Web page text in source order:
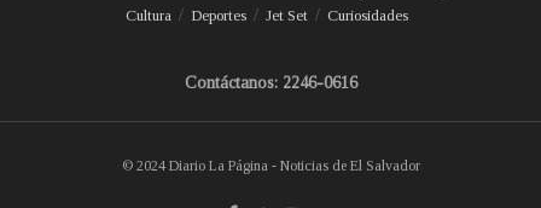
Cultura
Deportes Jet Set Curiosidades
Contáctanos: 2246-0616
© 2024 Diario La Página - Noticias de El Salvador